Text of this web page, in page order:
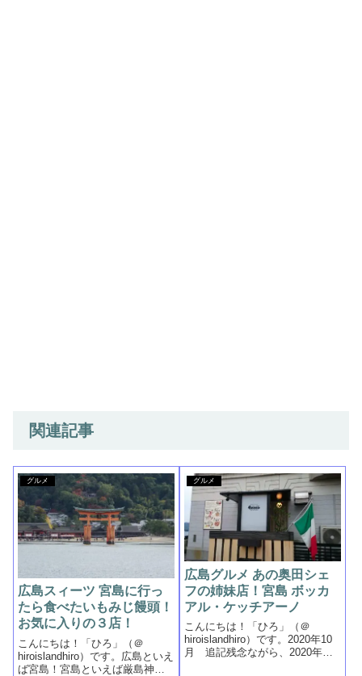
関連記事
グルメ
広島スィーツ 宮島に行っ
たら食べたいもみじ饅頭！
お気に入りの３店！
こんにちは！「ひろ」（＠
hiroislandhiro）です。広島といえ
ば宮島！宮島といえば厳島神社
グルメ
広島グルメ あの奥田シェ
フの姉妹店！宮島 ボッカ
アル・ケッチアーノ
こんにちは！「ひろ」（＠
hiroislandhiro）です。2020年10
月 追記残念ながら、2020年の9